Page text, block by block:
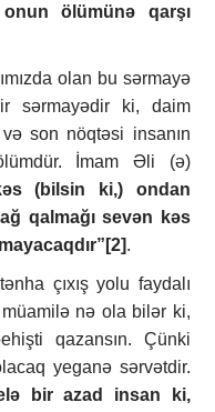
ölümünə qarşı
olan bu sərmayə
sərmayədir ki, daim
son nöqtəsi insanın
İmam Əli (ə)
(bilsin ki,) ondan
qalmağı sevən kəs
[2].
çıxış yolu faydalı
nə ola bilər ki,
qazansın. Çünki
yeganə sərvətdir.
bir azad insan ki,